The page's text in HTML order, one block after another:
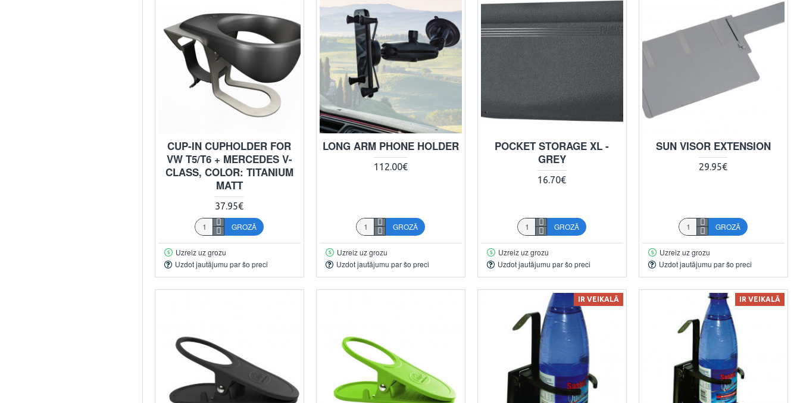
CUP-IN CUPHOLDER FOR
VW T5/T6 + MERCEDES V-
CLASS, COLOR: TITANIUM
MATT
37.95€
GROZĀ
Uzreiz uz grozu
Uzdot jautājumu par šo preci
LONG ARM PHONE HOLDER
112.00€
GROZĀ
Uzreiz uz grozu
Uzdot jautājumu par šo preci
POCKET STORAGE XL -
GREY
16.70€
GROZĀ
Uzreiz uz grozu
Uzdot jautājumu par šo preci
SUN VISOR EXTENSION
29.95€
GROZĀ
Uzreiz uz grozu
Uzdot jautājumu par šo preci
IR VEIKALĀ IR VEIKALĀ